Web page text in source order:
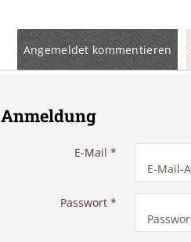
Angemeldet kommentieren
Anmeldung
E-Mail *
Passwort *